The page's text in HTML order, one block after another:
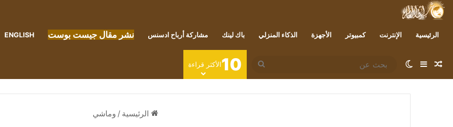
الرئيسية الإنترنت كمبيوتر الأجهزة الذكاء المنزلي باك لينك مشاركة أرباح ادسنس نشر مقال جيست بوست ENGLISH
مقال عشوائي
إضافة عمود جانبي
الوضع المظلم
بحث
عن
10الأكثر قراءة
الرئيسية / وماشي